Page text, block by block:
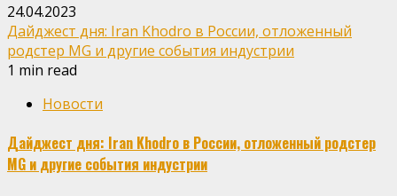
24.04.2023
Дайджест дня: Iran Khodro в России, отложенный
родстер MG и другие события индустрии
1 min read
Новости
Дайджест дня: Iran Khodro в России, отложенный родстер
MG и другие события индустрии